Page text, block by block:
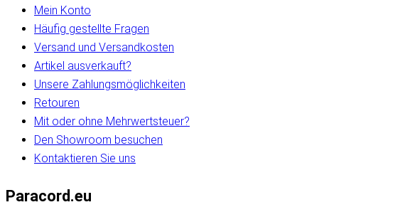
Mein Konto
Häufig gestellte Fragen
Versand und Versandkosten
Artikel ausverkauft?
Unsere Zahlungsmöglichkeiten
Retouren
Mit oder ohne Mehrwertsteuer?
Den Showroom besuchen
Kontaktieren Sie uns
Paracord.eu